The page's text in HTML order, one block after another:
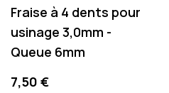
Fraise à 4 dents pour
usinage 3,0mm -
Queue 6mm
Preis
7,50 €